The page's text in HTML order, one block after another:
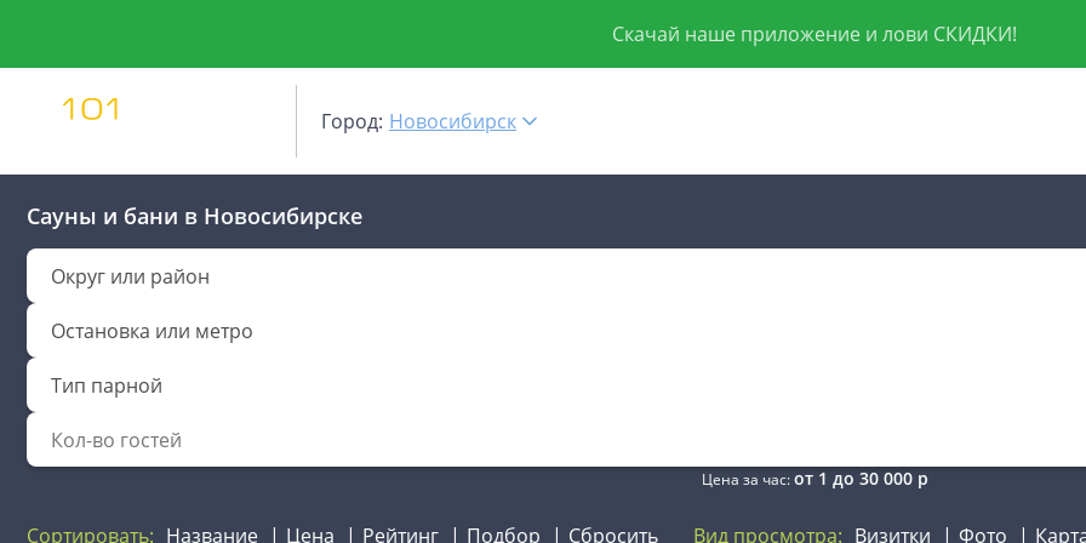
Скачай наше приложение и лови СКИДКИ!
Город: Новосибирск
Сауны и бани в Новосибирске
Округ или район
Остановка или метро
Тип парной
Цена за час:от 1 до 30 000р
Сортировать: Название Цена Рейтинг Подбор Сбросить Вид просмотра: Визитки Фото